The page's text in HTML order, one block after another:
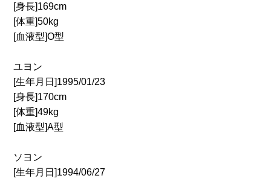
[身長]169cm
[体重]50kg
[血液型]O型
ユヨン
[生年月日]1995/01/23
[身長]170cm
[体重]49kg
[血液型]A型
ソヨン
[生年月日]1994/06/27